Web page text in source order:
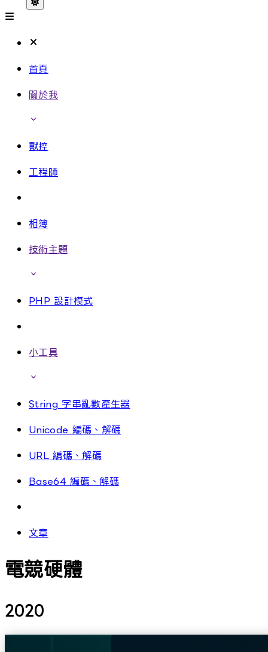
首頁
關於我
獸控
工程師
相簿
技術主題
PHP 設計模式
小工具
String 字串亂數產生器
Unicode 編碼、解碼
URL 編碼、解碼
Base64 編碼、解碼
文章
電競硬體
2020